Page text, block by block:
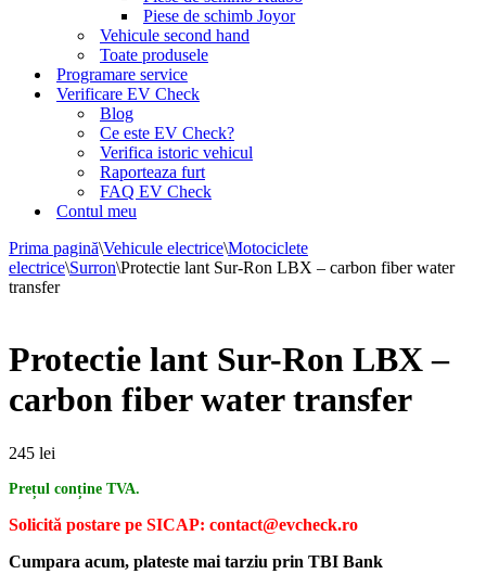
Piese de schimb Joyor
Vehicule second hand
Toate produsele
Programare service
Verificare EV Check
Blog
Ce este EV Check?
Verifica istoric vehicul
Raporteaza furt
FAQ EV Check
Contul meu
Prima pagină\Vehicule electrice\Motociclete
electrice\Surron\Protectie lant Sur-Ron LBX – carbon fiber water
transfer
Protectie lant Sur-Ron LBX –
carbon fiber water transfer
245 lei
Prețul conține TVA.
Solicită postare pe SICAP: contact@evcheck.ro
Cumpara acum, plateste mai tarziu prin TBI Bank